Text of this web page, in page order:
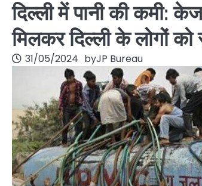
दिल्ली में पानी की कमी:
मिलकर दिल्ली के लोगों को
31/05/2024 byJP Bureau